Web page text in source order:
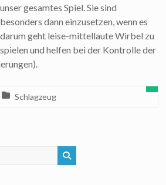
unser gesamtes Spiel. Sie sind
besonders dann einzusetzen, wenn es
darum geht leise-mittellaute Wirbel zu
spielen und helfen bei der Kontrolle der
Schlagzeug